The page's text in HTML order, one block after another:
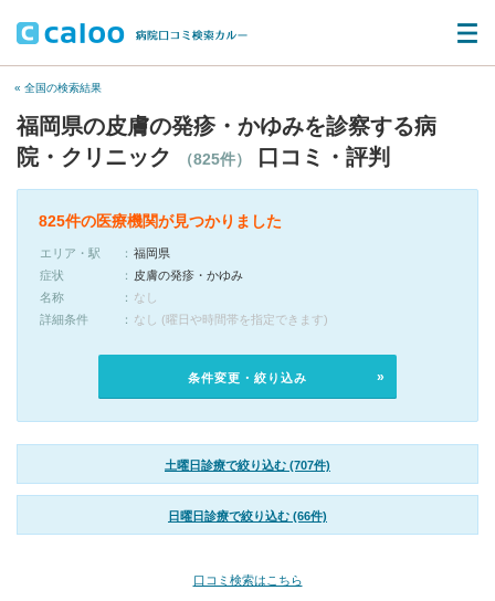
« 全国の検索結果
福岡県の皮膚の発疹・かゆみを診察する病
院・クリニック
（825件） 口コミ・評判
825件の医療機関が見つかりました
エリア・駅
福岡県
症状
皮膚の発疹・かゆみ
名称
なし
詳細条件
なし (曜日や時間帯を指定できます)
条件変更・絞り込み
土曜日診療で絞り込む (707件)
日曜日診療で絞り込む (66件)
口コミ検索はこちら